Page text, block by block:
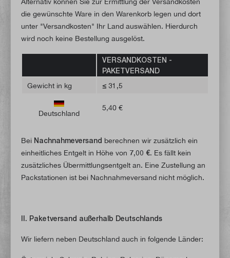
die gewünschte Ware in den Warenkorb legen und dort
unter "Versandkosten" Ihr Land auswählen. Hierdurch
wird noch keine Bestellung ausgelöst.
VERSANDKOSTEN -
PAKETVERSAND
Gewicht in kg
≤ 31,5
Deutschland
5,40 €
Bei Nachnahmeversand berechnen wir zusätzlich ein
einheitliches Entgelt in Höhe von 7,00 €. Es fällt kein
zusätzliches Übermittlungsentgelt an. Eine Zustellung an
Packstationen ist bei Nachnahmeversand nicht möglich.
II. Paketversand außerhalb Deutschlands
Wir liefern neben Deutschland auch in folgende Länder: